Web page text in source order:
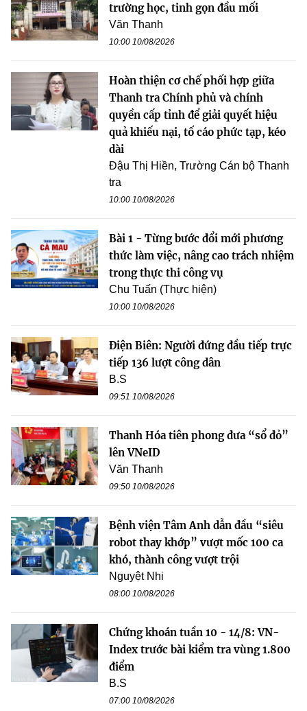
trường học, tinh gọn đầu mối
Văn Thanh
10:00 10/08/2026
Hoàn thiện cơ chế phối hợp giữa
Thanh tra Chính phủ và chính
quyền cấp tỉnh để giải quyết hiệu
quả khiếu nại, tố cáo phức tạp, kéo
dài
Đậu Thị Hiền, Trường Cán bộ Thanh
tra
10:00 10/08/2026
Bài 1 - Từng bước đổi mới phương
thức làm việc, nâng cao trách nhiệm
trong thực thi công vụ
Chu Tuấn (Thực hiện)
10:00 10/08/2026
Điện Biên: Người đứng đầu tiếp trực
tiếp 136 lượt công dân
B.S
09:51 10/08/2026
Thanh Hóa tiên phong đưa “sổ đỏ”
lên VNeID
Văn Thanh
09:50 10/08/2026
Bệnh viện Tâm Anh dẫn đầu “siêu
robot thay khớp” vượt mốc 100 ca
khó, thành công vượt trội
Nguyệt Nhi
08:00 10/08/2026
Chứng khoán tuần 10 - 14/8: VN-
Index trước bài kiểm tra vùng 1.800
điểm
B.S
07:00 10/08/2026